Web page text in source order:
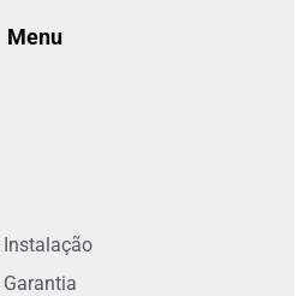
Menu